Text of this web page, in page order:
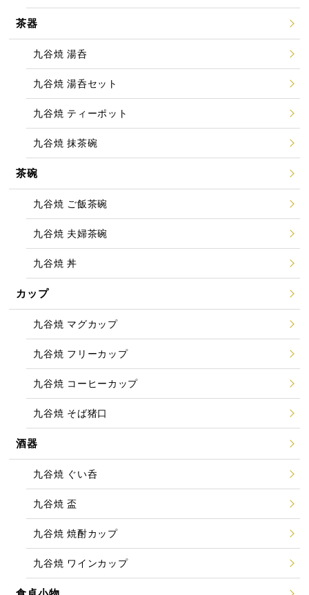
茶器
九谷焼 湯呑
九谷焼 湯呑セット
九谷焼 ティーポット
九谷焼 抹茶碗
茶碗
九谷焼 ご飯茶碗
九谷焼 夫婦茶碗
九谷焼 丼
カップ
九谷焼 マグカップ
九谷焼 フリーカップ
九谷焼 コーヒーカップ
九谷焼 そば猪口
酒器
九谷焼 ぐい呑
九谷焼 盃
九谷焼 焼酎カップ
九谷焼 ワインカップ